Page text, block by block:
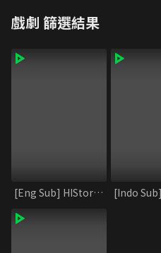
戲劇 篩選結果
[Eng Sub] HIStory2_Crossing the Line